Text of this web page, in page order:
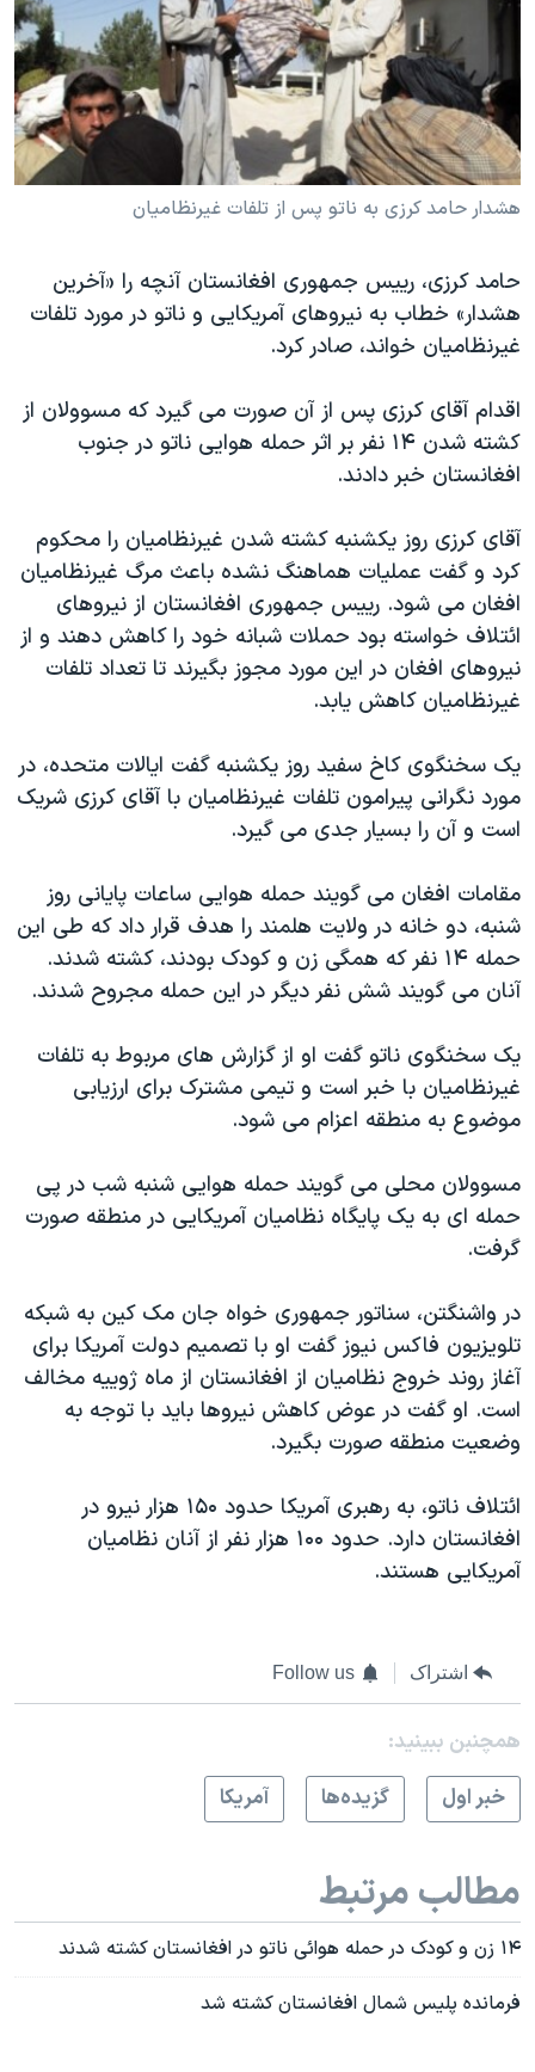
فرهنگ و زندگی
حقوق شهروندی
اقتصادی
علم و فناوری
آرشیو پخش زنده
انتخابات ریاست جمهوری آمریکا ۲۰۲۴
حمله جمهوری اسلامی به اسرائیل
رمز مهسا
مجموعه مستندهای دادخواهی
تریبونال مردمی آبان ۹۸
چهل سال گروگان‌گیری
قانون شفافیت دارائی کادر رهبری ایران
اسرائیل در جنگ
نرگس محمدی برنده جایزه نوبل صلح
همایش محافظه‌کاران آمریکا «سی‌پک»
صفحه‌های ویژه
سفر پرزیدنت ترامپ به چین
زبانهای مختلف
هشدار حامد کرزی به ناتو پس از تلفات غیرنظامیان
حامد کرزی، رییس جمهوری افغانستان آنچه را «آخرین
هشدار» خطاب به نیروهای آمریکایی و ناتو در مورد تلفات
غیرنظامیان خواند، صادر کرد.
اقدام آقای کرزی پس از آن صورت می گیرد که مسوولان از
کشته شدن ۱۴ نفر بر اثر حمله هوایی ناتو در جنوب
افغانستان خبر دادند.
آقای کرزی روز یکشنبه کشته شدن غیرنظامیان را محکوم
کرد و گفت عملیات هماهنگ نشده باعث مرگ غیرنظامیان
افغان می شود. رییس جمهوری افغانستان از نیروهای
ائتلاف خواسته بود حملات شبانه خود را کاهش دهند و از
نیروهای افغان در این مورد مجوز بگیرند تا تعداد تلفات
غیرنظامیان کاهش یابد.
یک سخنگوی کاخ سفید روز یکشنبه گفت ایالات متحده، در
مورد نگرانی پیرامون تلفات غیرنظامیان با آقای کرزی شریک
است و آن را بسیار جدی می گیرد.
مقامات افغان می گویند حمله هوایی ساعات پایانی روز
شنبه، دو خانه در ولایت هلمند را هدف قرار داد که طی این
حمله ۱۴ نفر که همگی زن و کودک بودند، کشته شدند.
آنان می گویند شش نفر دیگر در این حمله مجروح شدند.
یک سخنگوی ناتو گفت او از گزارش های مربوط به تلفات
غیرنظامیان با خبر است و تیمی مشترک برای ارزیابی
موضوع به منطقه اعزام می شود.
مسوولان محلی می گویند حمله هوایی شنبه شب در پی
حمله ای به یک پایگاه نظامیان آمریکایی در منطقه صورت
گرفت.
در واشنگتن، سناتور جمهوری خواه جان مک کین به شبکه
تلویزیون فاکس نیوز گفت او با تصمیم دولت آمریکا برای
آغاز روند خروج نظامیان از افغانستان از ماه ژوییه مخالف
است. او گفت در عوض کاهش نیروها باید با توجه به
وضعیت منطقه صورت بگیرد.
ائتلاف ناتو، به رهبری آمریکا حدود ۱۵۰ هزار نیرو در
افغانستان دارد. حدود ۱۰۰ هزار نفر از آنان نظامیان
آمریکایی هستند.
اشتراک Follow us
همچنبن ببینید:
خبر اول
گزيده‌ها آمريکا
مطالب مرتبط
۱۴ زن و کودک در حمله هوائی ناتو در افغانستان کشته شدند
فرمانده پلیس شمال افغانستان کشته شد